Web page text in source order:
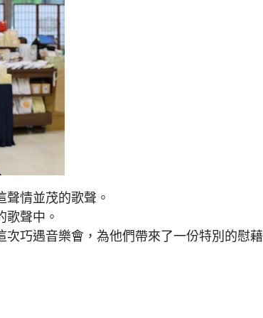
情並茂的歌聲。
聲中。
巧遇音樂會，為他們帶來了一份特別的慰藉
慰人心